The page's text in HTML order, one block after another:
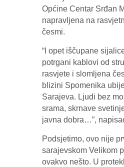
Općine Centar Srđan
napravljena na
česmi.
“I opet iščupane
potrgani kablovi od
rasvjete i slomljena
blizini Spomenika
Sarajeva. Ljudi bez
srama, skrnave
javna dobra…”,
Podsjetimo, ovo nije
sarajevskom Velikom
ovakvo nešto. U